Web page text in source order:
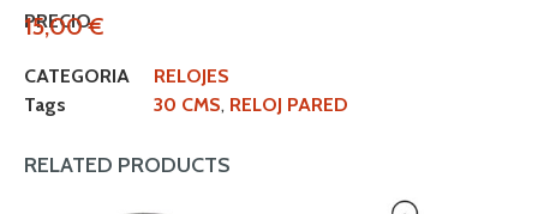
PRECIO
15,00€
CATEGORIA
RELOJES
Tags
30 CMS, RELOJ PARED
RELATED PRODUCTS